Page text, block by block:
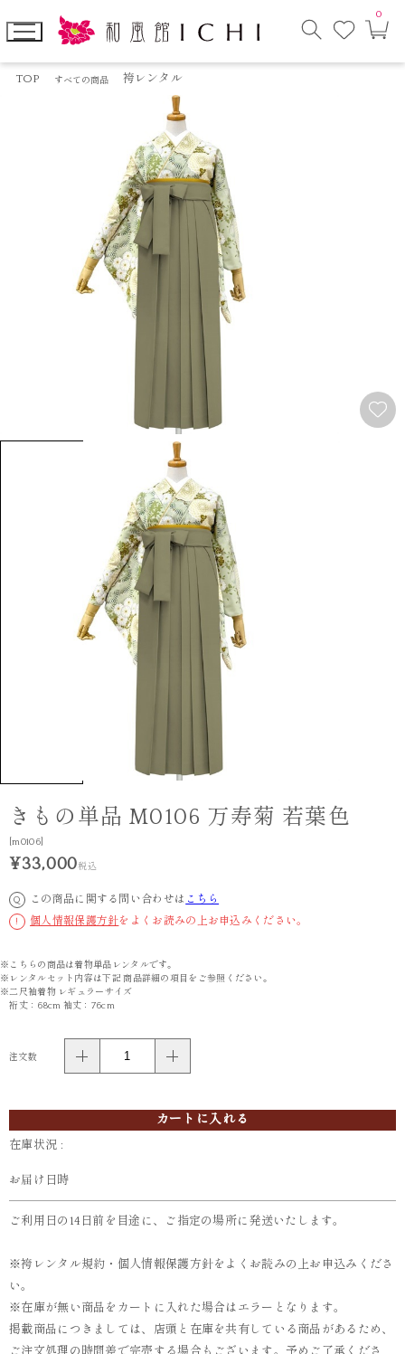
お
入
ペ
0
TOP すべての商品 袴レンタル
きもの単品 M0106 万寿菊 若葉色
[m0106]
¥33,000税込
Q この商品に関する問い合わせは こちら
! 個人情報保護方針をよくお読みの上お申込みください。
※こちらの商品は着物単品レンタルです。
※レンタルセット内容は下記 商品詳細の項目をご参照ください。
※二尺袖着物 レギュラーサイズ
裄丈：68cm 袖丈：76cm
注文数
カートに入れる
在庫状況 :
お届け日時
ご利用日の14日前を目途に、ご指定の場所に発送いたします。
※袴レンタル規約・個人情報保護方針をよくお読みの上お申込みくださ
い。
※在庫が無い商品をカートに入れた場合はエラーとなります。
掲載商品につきましては、店頭と在庫を共有している商品があるため、
ご注文処理の時間差で完売する場合もございます。予めご了承くださ